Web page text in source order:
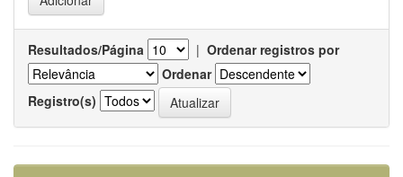
Resultados/Página | Ordenar registros por
Ordenar
Registro(s)